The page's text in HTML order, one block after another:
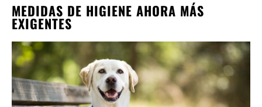
MEDIDAS DE HIGIENE AHORA MÁS
EXIGENTES